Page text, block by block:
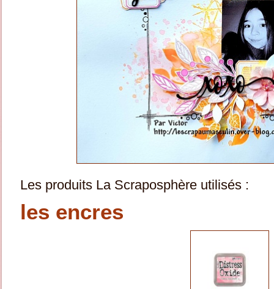
Les produits La Scraposphère utilisés :
les encres